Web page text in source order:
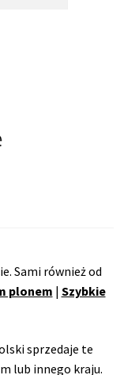
Sami również od
plonem | Szybkie
sprzedaje te
lub innego kraju.